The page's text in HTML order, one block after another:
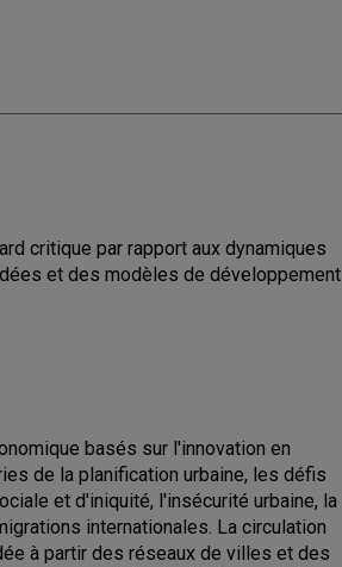
critique par rapport aux dynamiques
et des modèles de développement
basés sur l'innovation en
de la planification urbaine, les défis
et d'iniquité, l'insécurité urbaine, la
internationales. La circulation
à partir des réseaux de villes et des